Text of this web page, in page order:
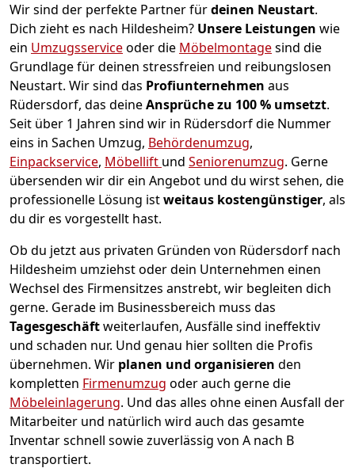
Wir sind der perfekte Partner fürdeinen Neustart.
Dich zieht es nach Hildesheim? Unsere Leistungen wie
ein Umzugsserviceoder die Möbelmontagesind die
Grundlage für deinen stressfreien und reibungslosen
Neustart. Wir sind das Profiunternehmen aus
Rüdersdorf, das deineAnsprüche zu 100 % umsetzt.
Seit über 1 Jahren sind wir in Rüdersdorf die Nummer
eins in Sachen Umzug, Behördenumzug,
Einpackservice, Möbellift und Seniorenumzug. Gerne
übersenden wir dir ein Angebot und du wirst sehen, die
professionelle Lösung istweitaus kostengünstiger, als
du dir es vorgestellt hast.
Ob du jetzt aus privaten Gründen von Rüdersdorf nach
Hildesheim umziehst oder dein Unternehmen einen
Wechsel des Firmensitzes anstrebt, wir begleiten dich
gerne. Gerade im Businessbereich muss das
Tagesgeschäftweiterlaufen, Ausfälle sind ineffektiv
und schaden nur. Und genau hier sollten die Profis
übernehmen. Wir planen und organisieren den
kompletten Firmenumzug oder auch gerne die
Möbeleinlagerung. Und das alles ohne einen Ausfall der
Mitarbeiter und natürlich wird auch das gesamte
Inventar schnell sowie zuverlässig von A nach B
transportiert.